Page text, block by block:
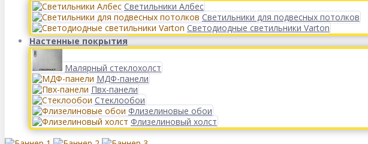
Светильники Албес
Светильники для подвесных потолков
Светодиодные светильники Varton
Настенные покрытия
Малярный стеклохолст
МДФ-панели
Пвх-панели
Стеклообои
Флизелиновые обои
Флизелиновый холст